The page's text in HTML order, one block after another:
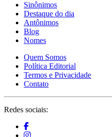
Sinônimos
Destaque do dia
Antônimos
Blog
Nomes
Quem Somos
Política Editorial
Termos e Privacidade
Contato
Redes sociais: